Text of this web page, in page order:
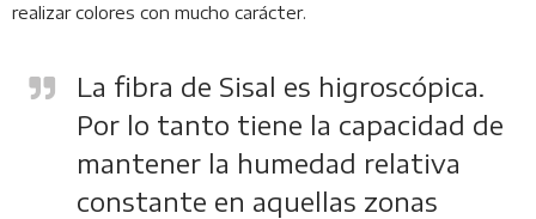
realizar colores con mucho carácter.
La fibra de Sisal es higroscópica.
Por lo tanto tiene la capacidad de
mantener la humedad relativa
constante en aquellas zonas